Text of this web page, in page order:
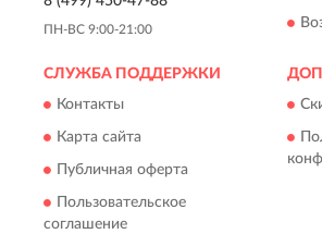
ПН-ВС 9:00-21:00
СЛУЖБА ПОДДЕРЖКИ
Контакты
Карта сайта
Публичная оферта
Пользовательское
соглашение